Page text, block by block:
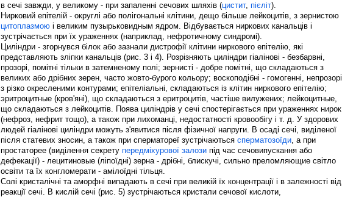
в сечі завжди, у великому - при запаленні сечових шляхів (цистит, пієліт).
Нирковий епітелій - округлі або полігональні клітини, дещо більше лейкоцитів, з зернистою
цитоплазмою і великим пузырьковидным ядром. Відбувається ниркових канальців і
зустрічається при їх ураженнях (наприклад, нефротичному синдромі).
Циліндри - згорнувся білок або зазнали дистрофії клітини ниркового епітелію, які
представляють зліпки канальців (рис. 3 і 4). Розрізняють циліндри гіалінові - безбарвні,
прозорі, помітні тільки в затемненому полі; зернисті - добре помітні, що складаються з
великих або дрібних зерен, часто жовто-бурого кольору; воскоподібні - гомогенні, непрозорі
з різко окресленими контурами; епітеліальні, складаються із клітин ниркового епітелію;
эритроцитные (кров'яні), що складаються з еритроцитів, частіше вилужених; лейкоцитные,
що складаються з лейкоцитів. Поява циліндрів у сечі спостерігається при ураженнях нирок
(нефроз, нефрит тощо), а також при лихоманці, недостатності кровообігу і т. д. У здорових
людей гіалінові циліндри можуть з'явитися після фізичної напруги. В осаді сечі, виділеної
після статевих зносин, а також при сперматореї зустрічаються сперматозоїди, а при
простаторее (виділення секрету передміхурової залози під час сечовипускання або
дефекації) - лецитиновые (ліпоїдні) зерна - дрібні, блискучі, сильно преломляющие світло
освіти та їх конгломерати - амілоїдні тільця.
Солі кристалічні та аморфні випадають в сечі при великій їх концентрації і в залежності від
реакції сечі. В кислій сечі (рис. 5) зустрічаються кристали сечової кислоти,